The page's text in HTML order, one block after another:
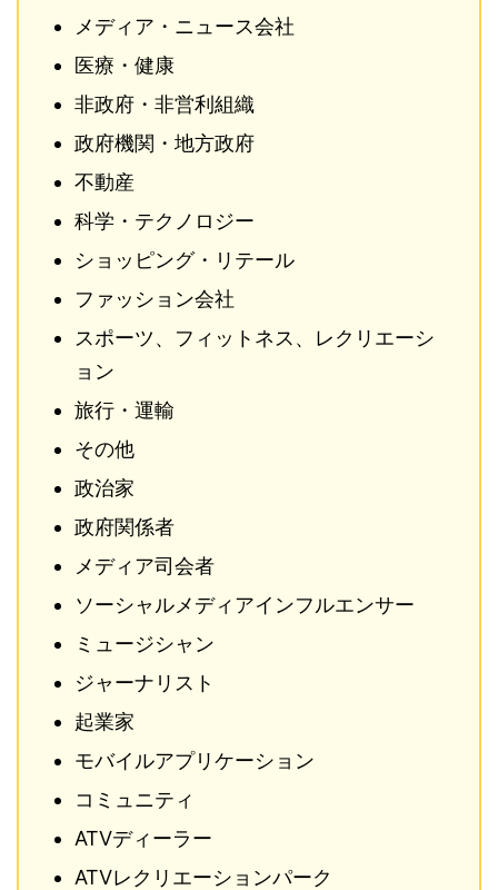
メディア・ニュース会社
医療・健康
非政府・非営利組織
政府機関・地方政府
不動産
科学・テクノロジー
ショッピング・リテール
ファッション会社
スポーツ、フィットネス、レクリエーシ
ョン
旅行・運輸
その他
政治家
政府関係者
メディア司会者
ソーシャルメディアインフルエンサー
ミュージシャン
ジャーナリスト
起業家
モバイルアプリケーション
コミュニティ
ATVディーラー
ATVレクリエーションパーク